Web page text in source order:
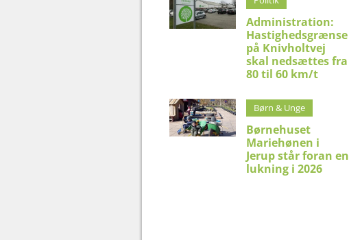
Administration:
Hastighedsgrænse
på Knivholtvej
skal nedsættes fra
80 til 60 km/t
Børn & Unge
Børnehuset
Mariehønen i
Jerup står foran en
lukning i 2026